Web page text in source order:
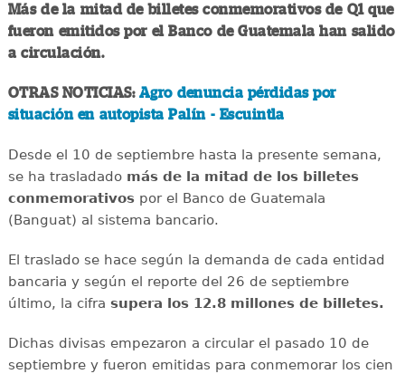
Más de la mitad de billetes conmemorativos de Q1 que
fueron emitidos por el Banco de Guatemala han salido
a circulación.
OTRAS NOTICIAS: Agro denuncia pérdidas por
situación en autopista Palín - Escuintla
Desde el 10 de septiembre hasta la presente semana,
se ha trasladado más de la mitad de los billetes
conmemorativospor el Banco de Guatemala
(Banguat) al sistema bancario.
El traslado se hace según la demanda de cada entidad
bancaria y según el reporte del 26 de septiembre
último, la cifra supera los 12.8 millones de billetes.
Dichas divisas empezaron a circular el pasado 10 de
septiembre y fueron emitidas para conmemorar los cien